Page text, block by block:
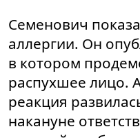
Семенович
аллергии. Он
в котором
распухшее лицо.
реакция
накануне